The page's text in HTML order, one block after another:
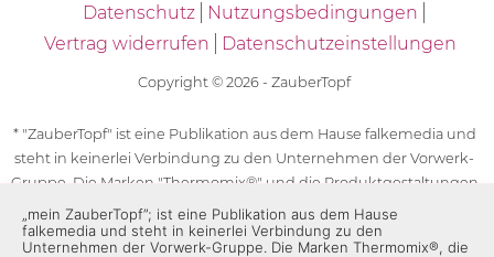
Datenschutz
Nutzungsbedingungen
Vertrag widerrufen
Datenschutzeinstellungen
Copyright © 2026 - ZauberTopf
* "ZauberTopf" ist eine Publikation aus dem Hause falkemedia und
steht in keinerlei Verbindung zu den Unternehmen der Vorwerk-
Gruppe. Die Marken "Thermomix®" und die Produktgestaltungen
des "Thermomix®" sind eingetragene Marken der Unternehmen
der Vorwerk-Gruppe. Die Marken Thermomix®, die Zeichen TM5®,
„mein ZauberTopf”; ist eine Publikation aus dem Hause
falkemedia und steht in keinerlei Verbindung zu den
Unternehmen der Vorwerk-Gruppe. Die Marken Thermomix®, die